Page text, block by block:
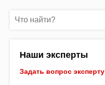
Наши эксперты
Задать вопрос эксперту